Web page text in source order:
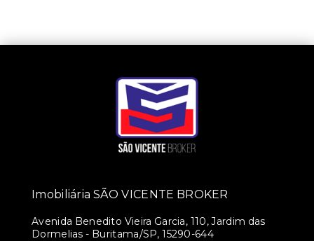
Imobiliária SÃO VICENTE BROKER
Avenida Benedito Vieira Garcia, 110, Jardim das
Dormelias - Buritama/SP, 15290-644